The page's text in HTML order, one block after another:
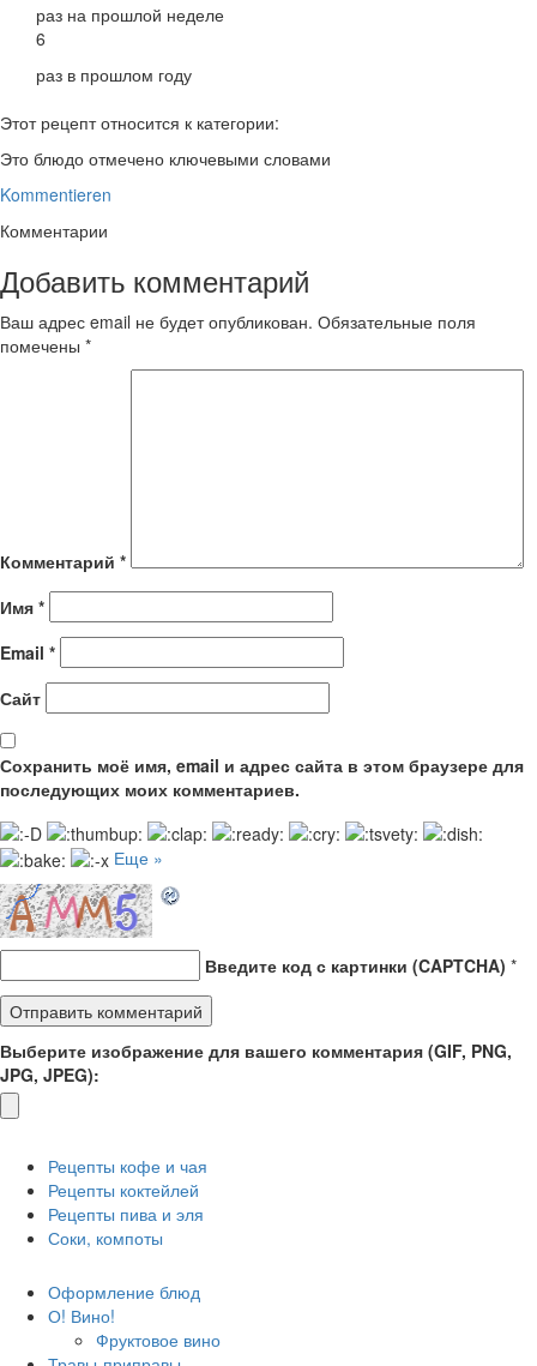
раз на прошлой неделе
6
раз в прошлом году
Этот рецепт относится к категории:
Это блюдо отмечено ключевыми словами
Kommentieren
Комментарии
Добавить комментарий
Ваш адрес email не будет опубликован. Обязательные поля
помечены *
Комментарий *
Имя *
Email *
Сайт
Сохранить моё имя, email и адрес сайта в этом браузере для
последующих моих комментариев.
Еще »
Введите код с картинки (CAPTCHA) *
Выберите изображение для вашего комментария (GIF, PNG,
JPG, JPEG):
Рецепты кофе и чая
Рецепты коктейлей
Рецепты пива и эля
Соки, компоты
Оформление блюд
О! Вино!
Фруктовое вино